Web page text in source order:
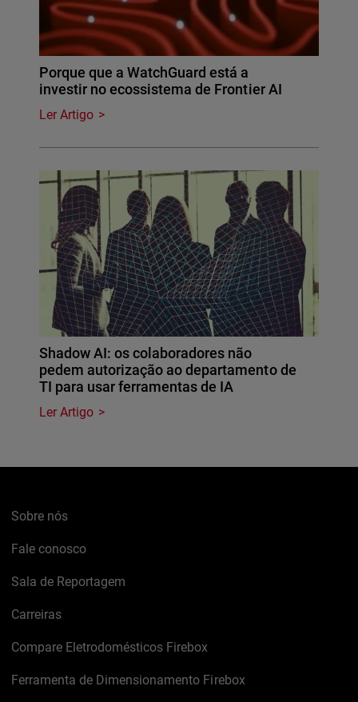
Porque que a WatchGuard está a
investir no ecossistema de Frontier AI
Ler Artigo
Shadow AI: os colaboradores não
pedem autorização ao departamento de
TI para usar ferramentas de IA
Ler Artigo
Sobre nós
Fale conosco
Sala de Reportagem
Carreiras
Compare Eletrodomésticos Firebox
Ferramenta de Dimensionamento Firebox